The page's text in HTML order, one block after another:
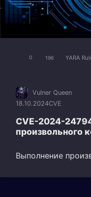
0 196 YARA
Vulner Queen
18.10.2024CVE
CVE-2024-
произвольного
Выполнение